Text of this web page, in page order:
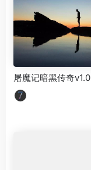
屠魔记暗黑传奇v1.0